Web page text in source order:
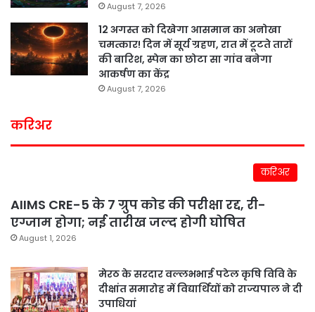
August 7, 2026
12 अगस्त को दिखेगा आसमान का अनोखा
चमत्कार! दिन में सूर्य ग्रहण, रात में टूटते तारों
की बारिश, स्पेन का छोटा सा गांव बनेगा
आकर्षण का केंद्र
August 7, 2026
करिअर
करिअर
AIIMS CRE-5 के 7 ग्रुप कोड की परीक्षा रद्द, री-
एग्जाम होगा; नई तारीख जल्द होगी घोषित
August 1, 2026
मेरठ के सरदार वल्लभभाई पटेल कृषि विवि के
दीक्षांत समारोह में विद्यार्थियों को राज्यपाल ने दी
उपाधियां